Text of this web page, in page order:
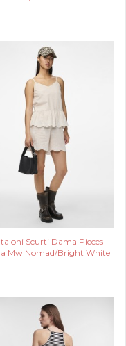
Scurti Dama Pieces
Mw Nomad/Bright White